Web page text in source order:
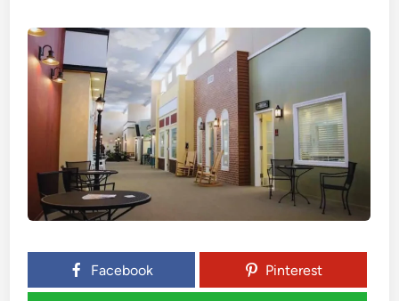
Facebook Pinterest